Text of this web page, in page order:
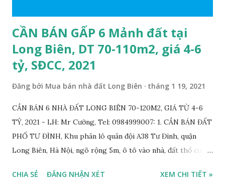
CẦN BÁN GẤP 6 Mảnh đất tại
Long Biên, DT 70-110m2, giá 4-6
tỷ, SĐCC, 2021
Đăng bởi Mua bán nhà đất Long Biên tháng 1 19, 2021
CẦN BÁN 6 NHÀ ĐẤT LONG BIÊN 70-120M2, GIÁ TỪ 4-6
TỶ, 2021 - LH: Mr Cường, Tel: 0984999007: 1. CẦN BÁN ĐẤT
PHỐ TƯ ĐÌNH, Khu phân lô quân đội A38 Tư Đình, quận
Long Biên, Hà Nội, ngõ rộng 5m, ô tô vào nhà, đất thổ cư,
BÁN: 4.2 TỶ, có thương lượng; 2. CẦN BÁN GẤP đất ngõ 134
CHIA SẺ ĐĂNG NHẬN XÉT XEM CHI TIẾT »